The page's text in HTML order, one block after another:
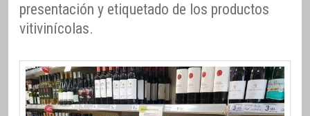
presentación y etiquetado de los productos
vitivinícolas.